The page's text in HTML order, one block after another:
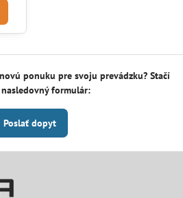
ponuku pre svoju prevádzku? Stačí
formulár:
Poslať dopyt